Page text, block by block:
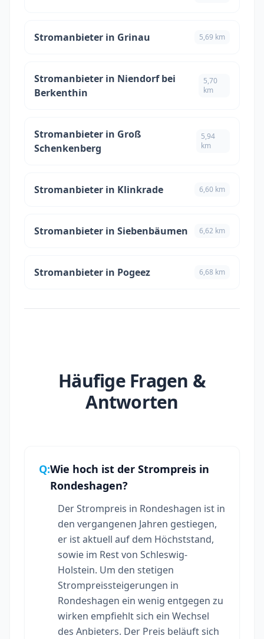
Stromanbieter in Grinau 5,69 km
Stromanbieter in Niendorf bei
Berkenthin
5,70
km
Stromanbieter in Groß
Schenkenberg
5,94
km
Stromanbieter in Klinkrade 6,60 km
Stromanbieter in Siebenbäumen 6,62 km
Stromanbieter in Pogeez 6,68 km
Häufige Fragen &
Antworten
Q:Wie hoch ist der Strompreis in
Rondeshagen?
Der Strompreis in Rondeshagen ist in
den vergangenen Jahren gestiegen,
er ist aktuell auf dem Höchststand,
sowie im Rest von Schleswig-
Holstein. Um den stetigen
Strompreissteigerungen in
Rondeshagen ein wenig entgegen zu
wirken empfiehlt sich ein Wechsel
des Anbieters. Der Preis beläuft sich